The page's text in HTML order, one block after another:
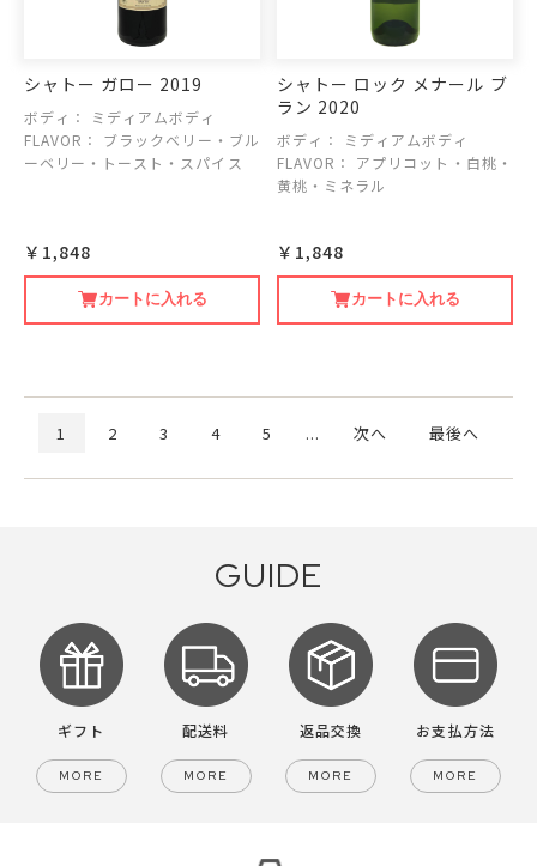
シャトー ガロー 2019
ボディ：
ミディアムボディ
FLAVOR：
ブラックベリー・ブル
ーベリー・トースト・スパイス
￥1,848
カートに入れる
シャトー ロック メナール ブ
ラン 2020
ボディ：
ミディアムボディ
FLAVOR：
アプリコット・白桃・
黄桃・ミネラル
￥1,848
カートに入れる
1 2 3 4 5 ... 次へ 最後へ
GUIDE
ギフト
MORE
配送料
MORE
返品交換
MORE
お支払方法
MORE